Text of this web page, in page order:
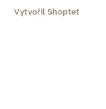
Vytvořil Shoptet